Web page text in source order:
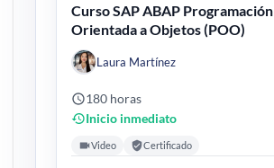
Curso SAP ABAP Programación
Orientada a Objetos (POO)
Laura Martínez
180 horas
Inicio inmediato
Video Certificado